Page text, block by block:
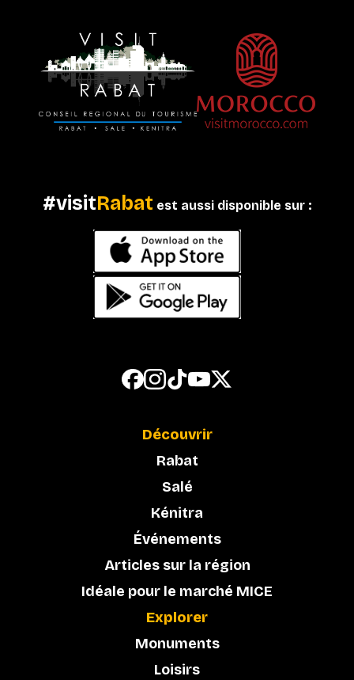
#visitRabat est aussi disponible sur :
Découvrir
Rabat
Salé
Kénitra
Événements
Articles sur la région
Idéale pour le marché MICE
Explorer
Monuments
Loisirs